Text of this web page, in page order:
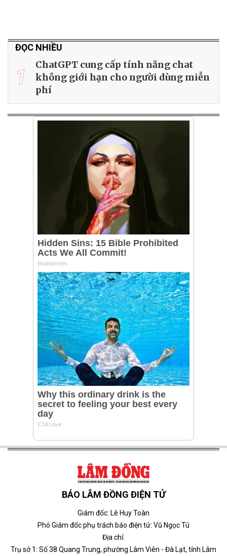
ĐỌC NHIỀU
1
ChatGPT cung cấp tính năng chat
không giới hạn cho người dùng miễn
phí
BÁO LÂM ĐỒNG ĐIỆN TỬ
Giám đốc: Lê Huy Toàn
Phó Giám đốc phụ trách báo điện tử: Vũ Ngọc Tú
Địa chỉ:
Trụ sở 1: Số 38 Quang Trung, phường Lâm Viên - Đà Lạt, tỉnh Lâm